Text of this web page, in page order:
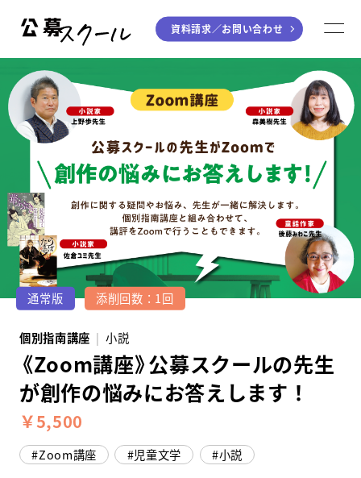
公募スクール
ジャンルから探す
小説
ライティング
川柳・短歌・俳句
音楽（作詞・作曲）
アート・絵本
学び方から探す
デジタル講座
個別指南講座
スクールマガジン
コンセプト
資料請求／お問い合わせ
通常版 添削回数：1回
個別指南講座 小説
《Zoom講座》公募スクールの先生
が創作の悩みにお答えします！
￥5,500
Zoom講座 児童文学 小説